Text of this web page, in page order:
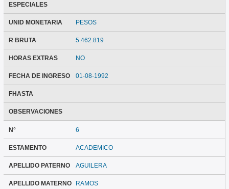
ESPECIALES
UNID MONETARIA PESOS
R BRUTA 5.462.819
HORAS EXTRAS NO
FECHA DE INGRESO 01-08-1992
FHASTA
OBSERVACIONES
N° 6
ESTAMENTO ACADEMICO
APELLIDO PATERNO AGUILERA
APELLIDO MATERNO RAMOS